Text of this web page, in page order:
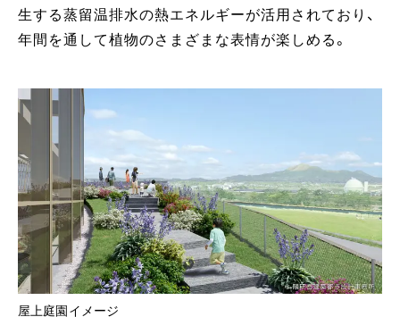
生する蒸留温排水の熱エネルギーが活用されており、
年間を通して植物のさまざまな表情が楽しめる。
屋上庭園イメージ